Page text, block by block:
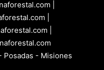
|
|
|
Posadas - Misiones